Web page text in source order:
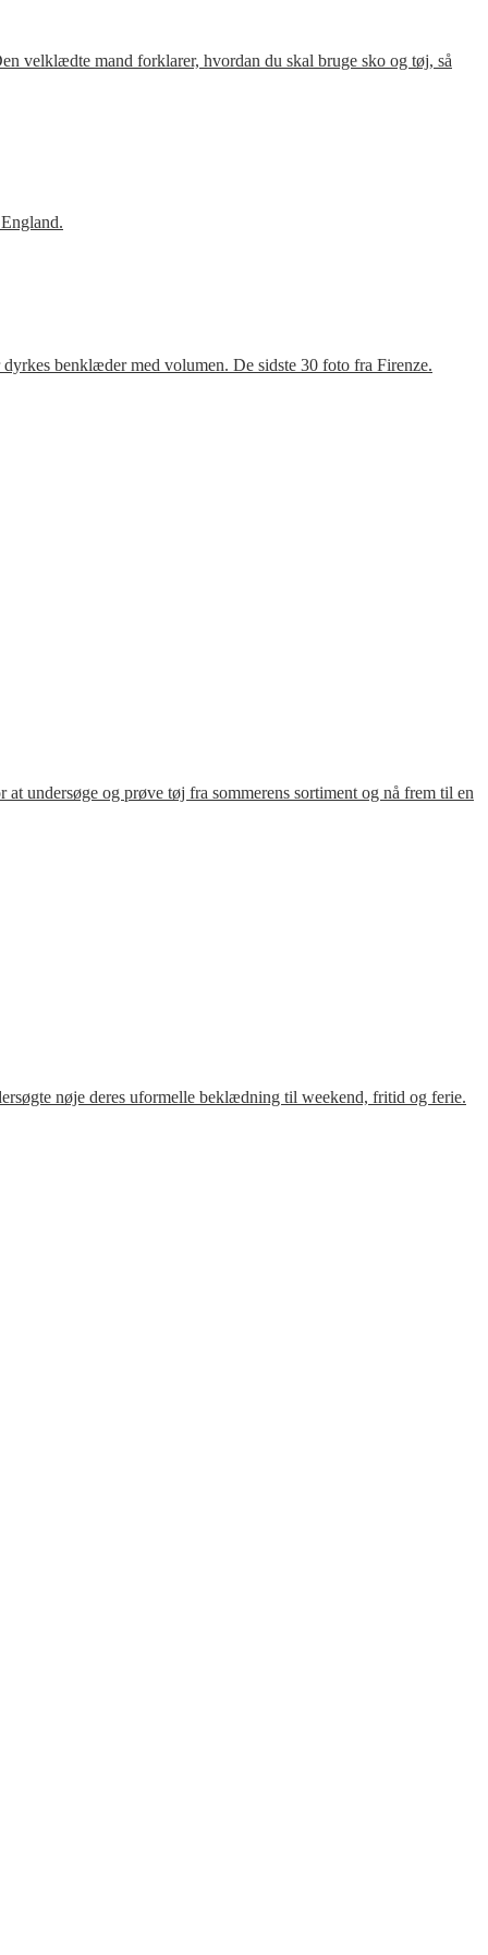
velklædte mand forklarer, hvordan du skal bruge sko og tøj, så
benklæder med volumen. De sidste 30 foto fra Firenze.
undersøge og prøve tøj fra sommerens sortiment og nå frem til en
nøje deres uformelle beklædning til weekend, fritid og ferie.